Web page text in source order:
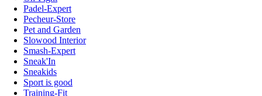
Padel-Expert
Pecheur-Store
Pet and Garden
Slowood Interior
Smash-Expert
Sneak'In
Sneakids
Sport is good
Training-Fit